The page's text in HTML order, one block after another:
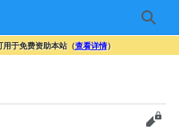
搜索
用于免费资助本站（查看详情）
查看